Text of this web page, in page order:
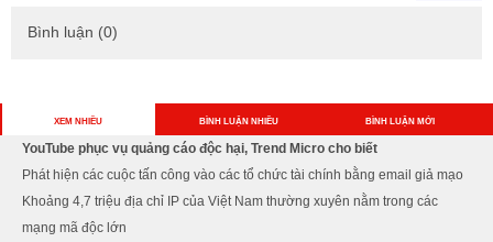
Bình luận (0)
XEM NHIỀU BÌNH LUẬN NHIỀU BÌNH LUẬN MỚI
YouTube phục vụ quảng cáo độc hại, Trend Micro cho biết
Phát hiện các cuộc tấn công vào các tổ chức tài chính bằng email giả mạo
Khoảng 4,7 triệu địa chỉ IP của Việt Nam thường xuyên nằm trong các
mạng mã độc lớn